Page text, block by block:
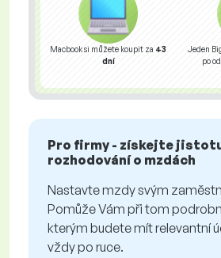
Macbook si můžete koupit za 43
dní
Jeden
po
Pro firmy - získejte
rozhodování o mzdách
Nastavte mzdy svým
Pomůže Vám při tom
kterým budete mít relevantní
vždy po ruce.